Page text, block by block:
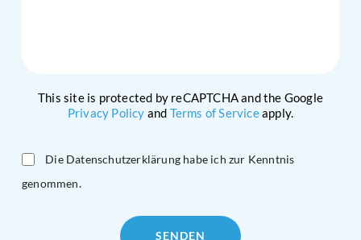
This site is protected by reCAPTCHA and the Google
Privacy Policy and Terms of Serviceapply.
Die Datenschutzerklärung habe ich zur Kenntnis
genommen.